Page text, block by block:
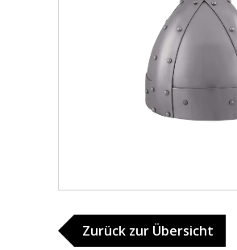
Zurück zur Übersicht